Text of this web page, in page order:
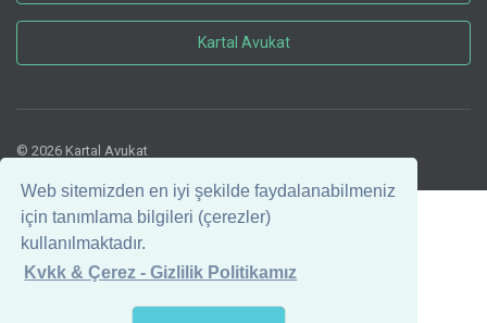
Web sitemizden en iyi şekilde faydalanabilmeniz
için tanımlama bilgileri (çerezler)
kullanılmaktadır.
Kvkk & Çerez - Gizlilik Politikamız
Kartal Avukat
© 2026 Kartal Avukat